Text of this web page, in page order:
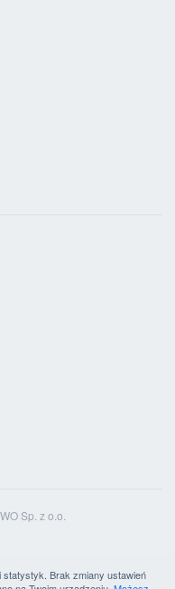
Sp. z o.o.
statystyk. Brak zmiany ustawień